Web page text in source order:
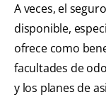
A veces, el
disponible,
ofrece como
facultades de
y los planes de